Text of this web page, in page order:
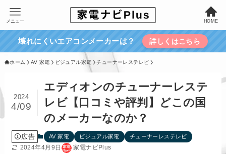
HOME
メニュー
壊れにくいエアコンメーカーは？ 詳しくはこちら
ホーム AV 家電 ビジュアル家電 チューナーレステレビ
エディオンのチューナーレステ
レビ【口コミや評判】どこの国
のメーカーなのか？
2024
4/09
広告 AV 家電 ビジュアル家電 チューナーレステレビ
2024年4月9日 家電ナビPlus